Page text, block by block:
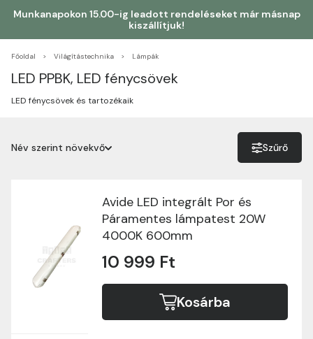
Munkanapokon 15.00-ig leadott rendeléseket már másnap
kiszállítjuk!
Főoldal Világítástechnika Lámpák
LED PPBK, LED fénycsövek
LED fénycsövek és tartozékaik
Név szerint növekvő
Név szerint csökkenő
Ár szerint növekvő
Ár szerint csökkenő
Szűrő
Avide LED integrált Por és
Páramentes lámpatest 20W
4000K 600mm
10 999 Ft
Kosárba